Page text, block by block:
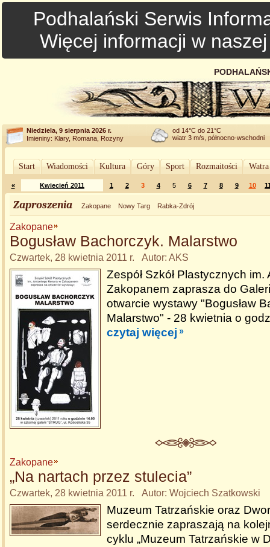
Podhalański Serwis
Więcej informacji w
Niedziela, 9 sierpnia 2026 r.
Imieniny: Klary, Romana, Rozyny
od 14°C do 21°C
wiatr 3 m/s, północno-wschodni
Start Wiadomości Kultura Góry Sport Rozmaitości
« Kwiecień 2011 1 2 3 4 5 6 7 8 9 10
Zaproszenia Zakopane Nowy Targ Rabka-Zdrój
Zakopane
Bogusław Bachorczyk. Malarstwo
Czwartek, 28 kwietnia 2011 r. Autor: AKS
Zespół Szkół Plastycznych im.
Zakopanem zaprasza do
otwarcie wystawy "Bogusław
Malarstwo" - 28 kwietnia o
czytaj więcej
Zakopane
„Na nartach przez stulecia”
Czwartek, 28 kwietnia 2011 r. Autor: Wojciech Szatkowski
Muzeum Tatrzańskie oraz
serdecznie zapraszają na
cyklu „Muzeum Tatrzańskie w